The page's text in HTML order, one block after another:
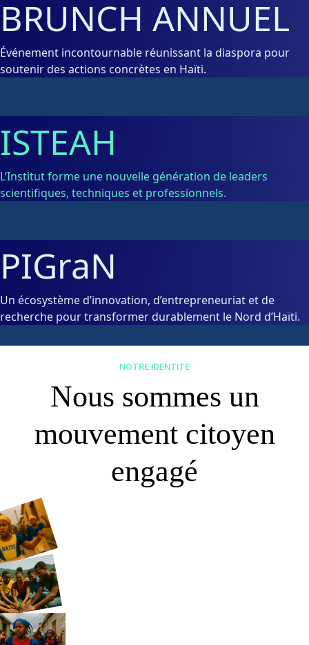
BRUNCH ANNUEL
Événement incontournable réunissant la diaspora pour
soutenir des actions concrètes en Haïti.
ISTEAH
L’Institut forme une nouvelle génération de leaders
scientifiques, techniques et professionnels.
PIGraN
Un écosystème d’innovation, d’entrepreneuriat et de
recherche pour transformer durablement le Nord d’Haïti.
NOTRE IDENTITÉ
Nous sommes un
mouvement citoyen
engagé